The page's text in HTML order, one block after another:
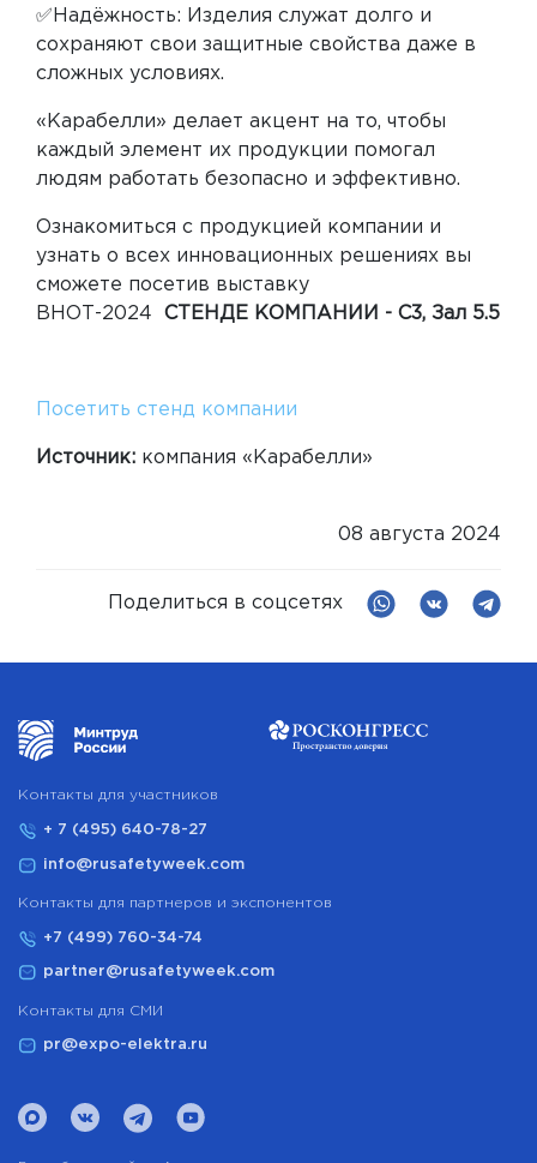
✅Надёжность: Изделия служат долго и
сохраняют свои защитные свойства даже в
сложных условиях.
«Карабелли» делает акцент на то, чтобы
каждый элемент их продукции помогал
людям работать безопасно и эффективно.
Ознакомиться с продукцией компании и
узнать о всех инновационных решениях вы
сможете посетив выставку
ВНОТ-2024 СТЕНДЕ КОМПАНИИ - С3, Зал 5.5
Посетить стенд компании
Источник: компания «Карабелли»
08 августа 2024
Поделиться в соцсетях
Контакты для участников
+ 7 (495) 640-78-27
info@rusafetyweek.com
Контакты для партнеров и экспонентов
+7 (499) 760-34-74
partner@rusafetyweek.com
Контакты для СМИ
pr@expo-elektra.ru